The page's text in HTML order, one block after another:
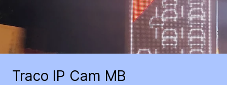
Traco IP Cam MB